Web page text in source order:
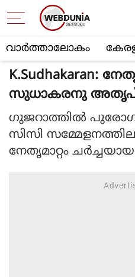
വാര്‍ത്താലോകം
K.Sudhakaran:
സുധാകരനു
ഗുജറാത്തില്‍
സിസി
നേതൃമാറ്റം